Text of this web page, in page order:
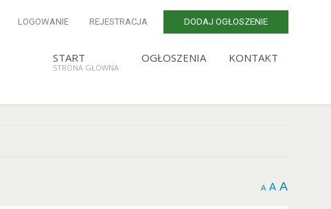
LOGOWANIE REJESTRACJA DODAJ OGŁOSZENIE
START
STRONA GŁÓWNA
OGŁOSZENIA KONTAKT
A A A